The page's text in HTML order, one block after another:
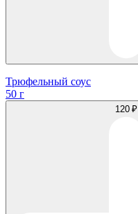
Трюфельный соус
50 г
120 ₽